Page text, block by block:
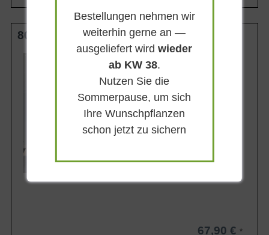
80-100 cm C20
2 - 4 m
Belaubung
Blatt- / Nadelfarbe
Gelb
Standort
Lieferbar
67,90 €
Bestellungen nehmen wir
weiterhin gerne an —
ausgeliefert wirdwieder
ab KW 38.
Nutzen Sie die
Sommerpause, um sich
Ihre Wunschpflanzen
schon jetzt zu sichern